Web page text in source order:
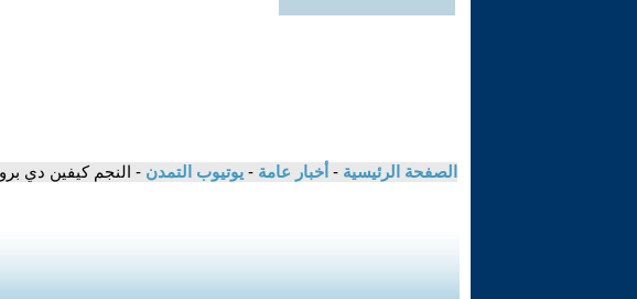
الصفحة الرئيسية - أخبار عامة - يوتيوب التمدن - النجم كيفين دي